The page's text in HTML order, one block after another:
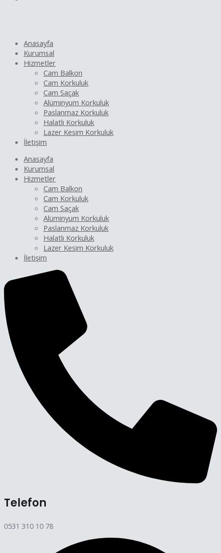
Anasayfa
Kurumsal
Hizmetler
Cam Balkon
Cam Korkuluk
Cam Saçak
Alüminyum Korkuluk
Paslanmaz Korkuluk
Halatlı Korkuluk
Lazer Kesim Korkuluk
İletişim
Anasayfa
Kurumsal
Hizmetler
Cam Balkon
Cam Korkuluk
Cam Saçak
Alüminyum Korkuluk
Paslanmaz Korkuluk
Halatlı Korkuluk
Lazer Kesim Korkuluk
İletişim
Telefon
0531 310 10 78